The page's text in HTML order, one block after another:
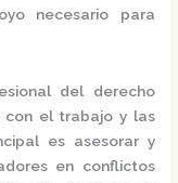
necesario para
del derecho
con el trabajo y las
es asesorar y
en conflictos